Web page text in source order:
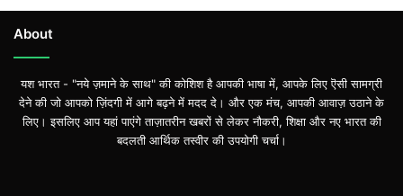
About
यश भारत - "नये ज़माने के साथ" की कोशिश है आपकी भाषा में, आपके लिए ऎसी सामग्री
देने की जो आपको ज़िंदगी में आगे बढ़ने में मदद दे। और एक मंच, आपकी आवाज़ उठाने के
लिए। इसलिए आप यहां पाएंगे ताज़ातरीन खबरों से लेकर नौकरी, शिक्षा और नए भारत की
बदलती आर्थिक तस्वीर की उपयोगी चर्चा।